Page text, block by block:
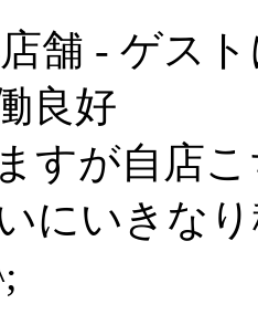
舗 - ゲス
良好
すが自店
にいきな